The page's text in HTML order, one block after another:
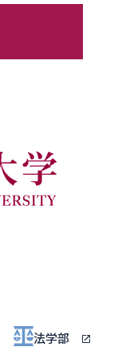
法学部